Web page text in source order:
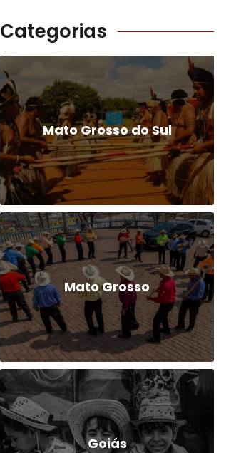
Categorias
Mato Grosso do Sul
Mato Grosso
Goiás